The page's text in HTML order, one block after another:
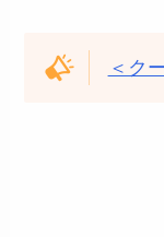
＜ク